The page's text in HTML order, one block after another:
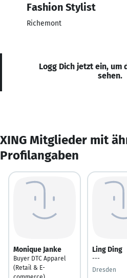
Fashion Stylist
Richemont
Logg Dich jetzt ein, um
sehen.
XING Mitglieder mit
Profilangaben
Monique Janke
Buyer DTC Apparel
(Retail & E-
Ling Ding
---
Dresden